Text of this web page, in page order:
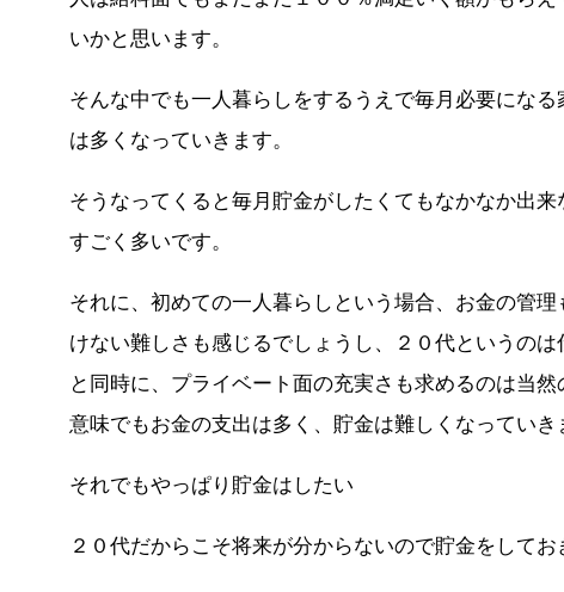
いかと思います。
そんな中でも一人暮らしをするうえで毎月必要にな
は多くなっていきます。
そうなってくると毎月貯金がしたくてもなかなか出
すごく多いです。
それに、初めての一人暮らしという場合、お金の管
けない難しさも感じるでしょうし、２０代というの
と同時に、プライベート面の充実さも求めるのは当
意味でもお金の支出は多く、貯金は難しくなっていき
それでもやっぱり貯金はしたい
２０代だからこそ将来が分からないので貯金をしてお